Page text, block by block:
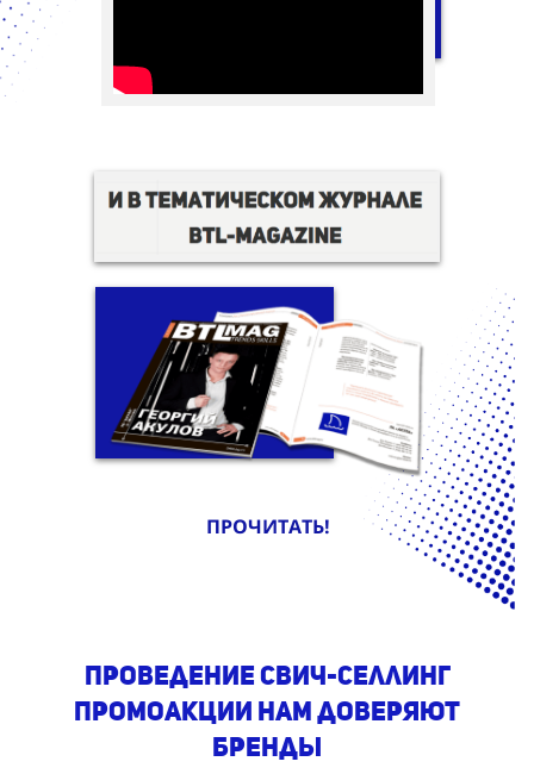
ПРОЧИТАТЬ!
проведение свич-селлинг
промоакции Нам доверяют
бренды